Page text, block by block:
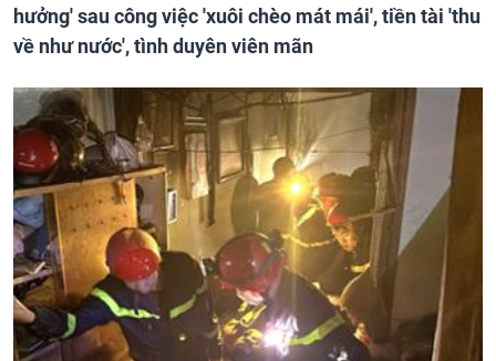
hưởng' sau công việc 'xuôi chèo mát mái', tiền tài 'thu
về như nước', tình duyên viên mãn